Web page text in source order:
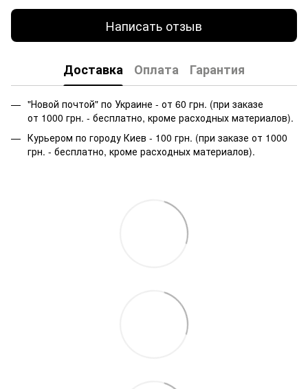
Написать отзыв
Доставка Оплата Гарантия
"Новой почтой" по Украине - от 60 грн. (при заказе
от 1000 грн. - бесплатно, кроме расходных материалов).
Курьером по городу Киев - 100 грн. (при заказе от 1000
грн. - бесплатно, кроме расходных материалов).